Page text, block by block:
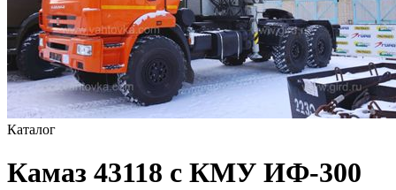
Каталог
Камаз 43118 с КМУ ИФ-300